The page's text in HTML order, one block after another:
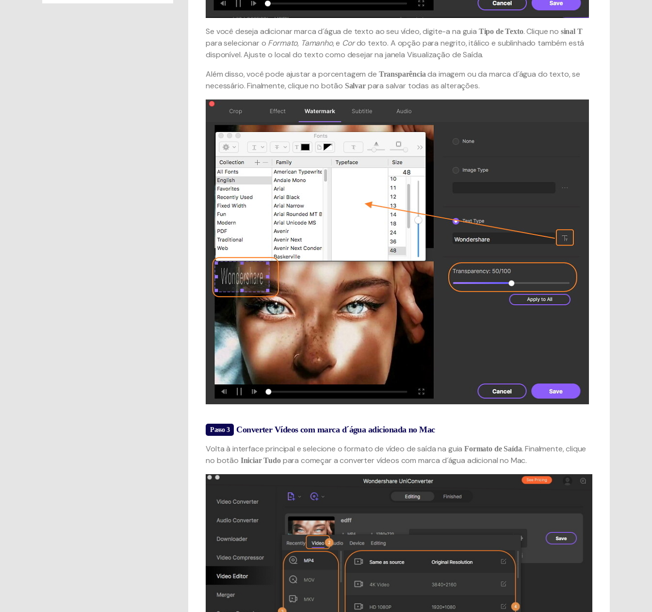
Se você deseja adicionar marca d´água de texto ao seu vídeo, digite-a na guia Tipo de Texto. Clique no sinal T
para selecionar o Formato, Tamanho, e Cordo texto. A opção para negrito, itálico e sublinhado também está
disponível. Ajuste o local do texto como desejar na janela Visualização de Saída.
Além disso, você pode ajustar a porcentagem de Transparênciada imagem ou da marca d´água do texto, se
necessário. Finalmente, clique no botão Salvarpara salvar todas as alterações.
Passo 3 Converter Vídeos com marca d´água adicionada no Mac
Volta à interface principal e selecione o formato de vídeo de saída na guiaFormato de Saída. Finalmente, clique
no botão Iniciar Tudopara começar a converter vídeos com marca d´água adicional no Mac.